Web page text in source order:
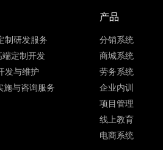
制研发服务
端定制开发
发与维护
施与咨询服务
产品
分销系统
商城系统
劳务系统
企业内训
项目管理
线上教育
电商系统